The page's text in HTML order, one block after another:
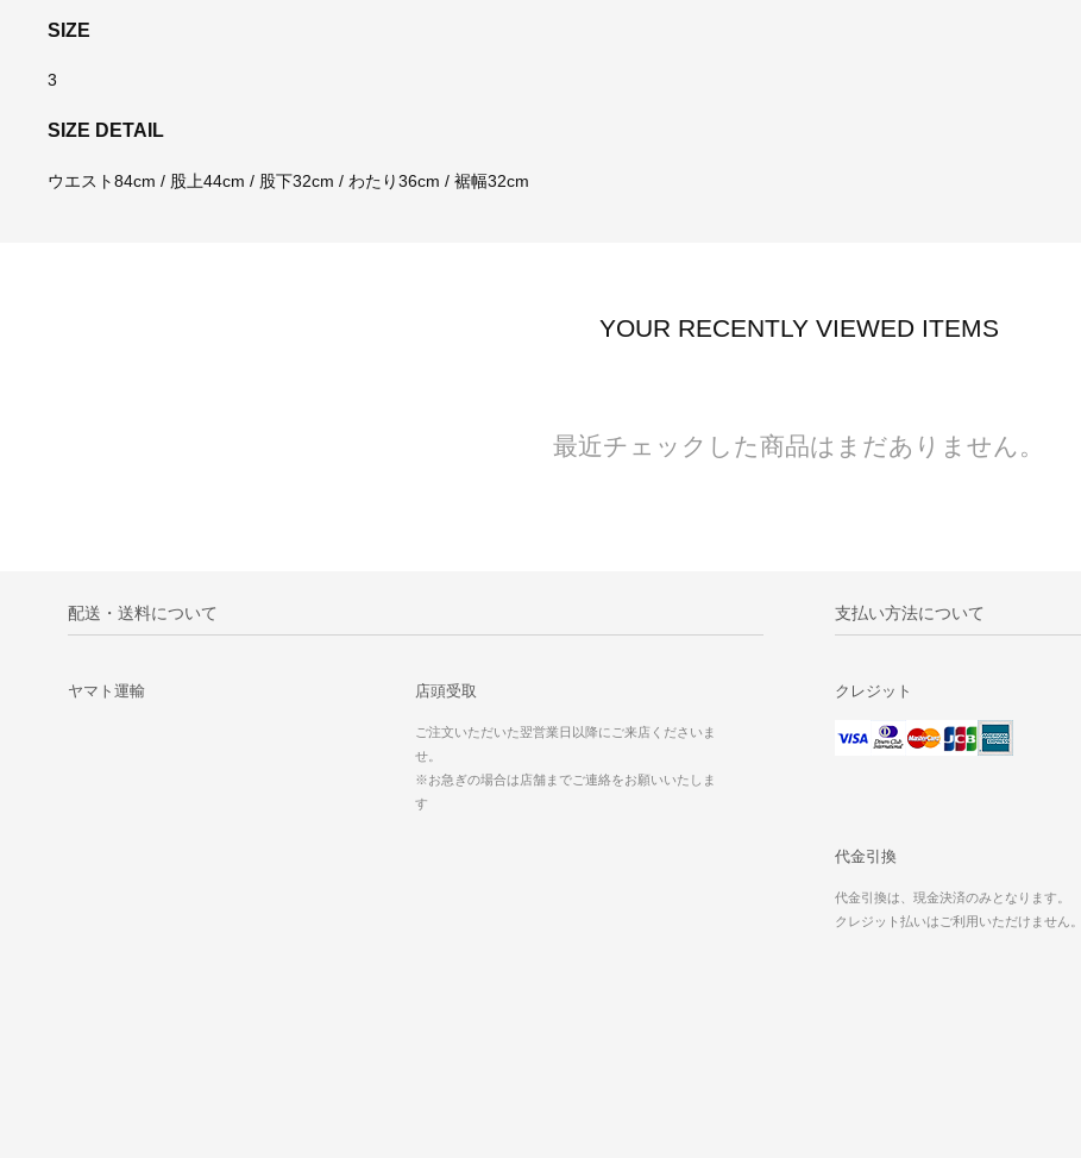
SIZE
3
SIZE DETAIL
ウエスト84cm / 股上44cm / 股下32cm / わたり36cm / 裾幅32cm
YOUR RECENTLY VIEWED ITEMS
最近チェックした商品はまだありません。
配送・送料について
ヤマト運輸 店頭受取
ご注文いただいた翌営業日以降にご来店くださいま
せ。
※お急ぎの場合は店舗までご連絡をお願いいたしま
す
支払い方法について
クレジット
代金引換
代金引換は、現金決済のみとなります。
クレジット払いはご利用いただけません。